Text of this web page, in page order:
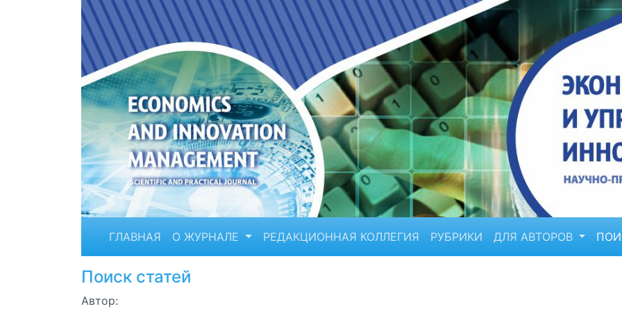
ГЛАВНАЯ О ЖУРНАЛЕ РЕДАКЦИОННАЯ КОЛЛЕГИЯ РУБРИКИ ДЛЯ АВТОРОВ
Поиск статей
Автор: